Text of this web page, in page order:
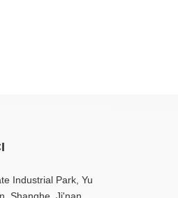
Industrial Park, Yu